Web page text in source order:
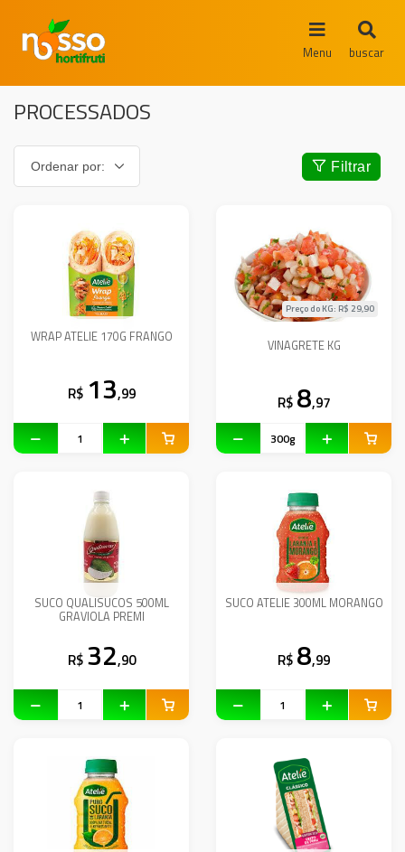
Menu buscar
PROCESSADOS
Filtrar
WRAP ATELIE 170G FRANGO
R$ 13,99
VINAGRETE KG
Preço do KG: R$ 29,90
R$ 8,97
SUCO QUALISUCOS 500ML
GRAVIOLA PREMI
R$ 32,90
SUCO ATELIE 300ML MORANGO
R$ 8,99